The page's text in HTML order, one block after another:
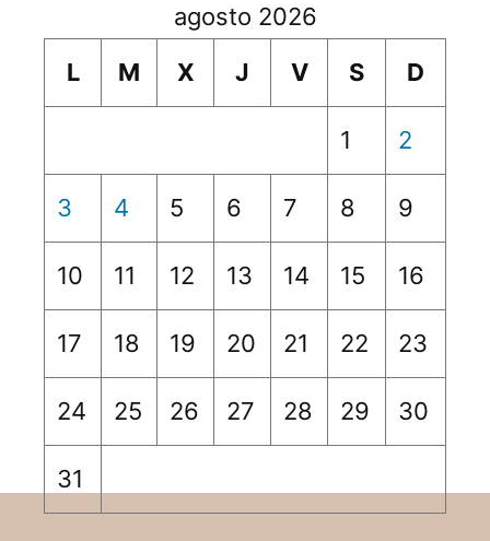
agosto 2026
L
M X J V S D
1 2
3 4 5 6 7 8 9
10 11 12 13 14 15 16
17 18 19 20 21 22 23
24 25 26 27 28 29 30
31